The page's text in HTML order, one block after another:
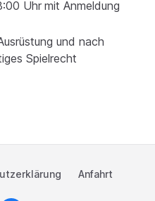
Uhr mit Anmeldung
und nach
Spielrecht
Anfahrt